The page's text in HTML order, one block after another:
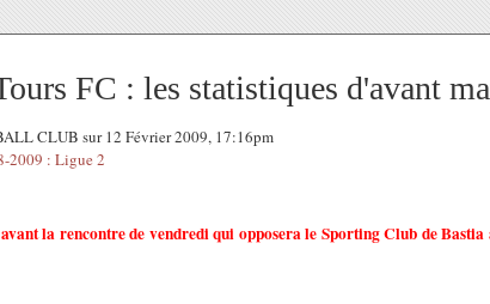
FC : les statistiques d'avant
CLUB sur 12 Février 2009, 17:16pm
2009 : Ligue 2
la rencontre de vendredi qui opposera le Sporting Club de Bastia